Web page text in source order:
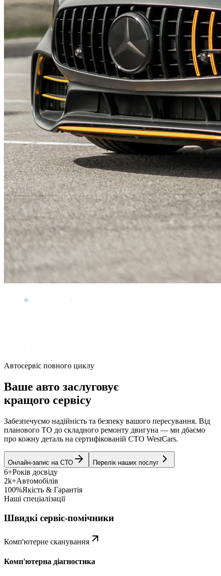
Автосервіс повного циклу
Ваше авто заслуговує
кращого сервісу
Забезпечуємо надійність та безпеку вашого пересування. Від
планового ТО до складного ремонту двигуна — ми дбаємо
про кожну деталь на сертифікованій СТО WestCars.
Онлайн-запис на СТО Перелік наших послуг
6+Років досвіду
2k+Автомобілів
100%Якість & Гарантія
Наші спеціалізації
Швидкі сервіс-помічники
Комп'ютерне сканування
Комп'ютерна діагностика